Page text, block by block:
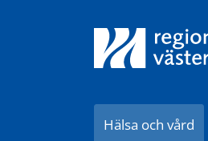
Hälsa och vård